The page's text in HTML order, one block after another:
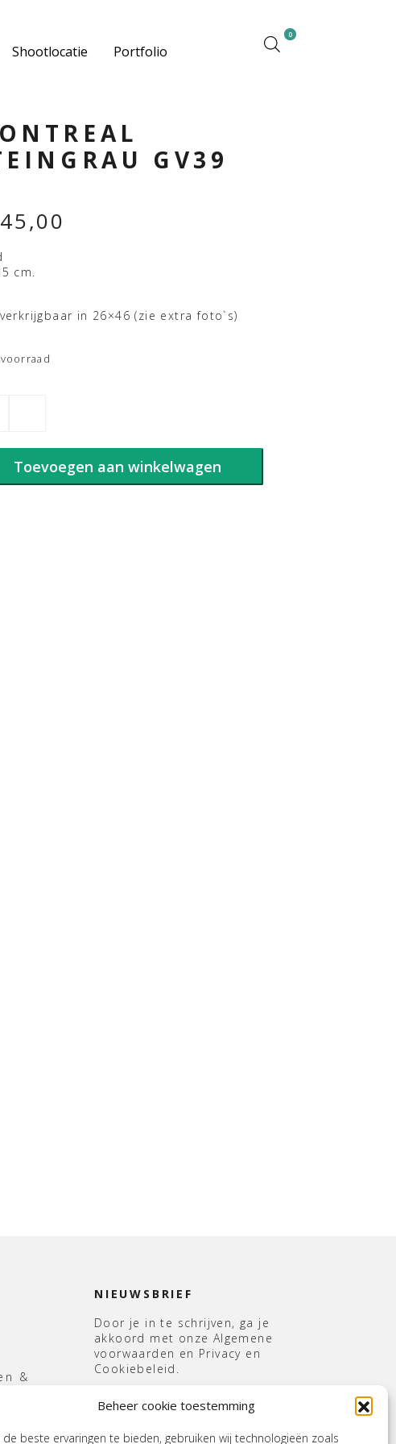
Beheer cookie toestemming
de beste ervaringen te bieden, gebruiken wij technologieën zoals
Shootlocatie
Portfolio
0
GV39
cm.
in 26×46 (zie extra foto`s)
Toevoegen aan winkelwagen
&
NIEUWSBRIEF
Door je in te schrijven, ga je
akkoord met onze Algemene
voorwaarden en Privacy en
Cookiebeleid.
mailadres *